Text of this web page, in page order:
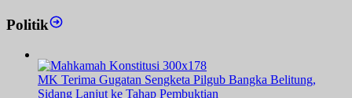
Politik
MK Terima Gugatan Sengketa Pilgub Bangka Belitung,
Sidang Lanjut ke Tahap Pembuktian